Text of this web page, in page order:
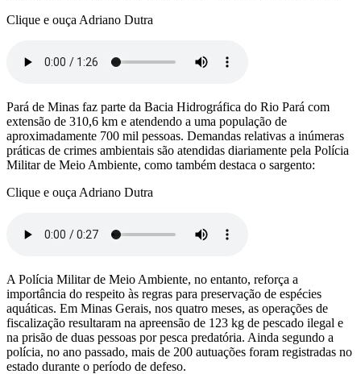
Clique e ouça Adriano Dutra
Pará de Minas faz parte da Bacia Hidrográfica do Rio Pará com
extensão de 310,6 km e atendendo a uma população de
aproximadamente 700 mil pessoas. Demandas relativas a inúmeras
práticas de crimes ambientais são atendidas diariamente pela Polícia
Militar de Meio Ambiente, como também destaca o sargento:
Clique e ouça Adriano Dutra
A Polícia Militar de Meio Ambiente, no entanto, reforça a
importância do respeito às regras para preservação de espécies
aquáticas. Em Minas Gerais, nos quatro meses, as operações de
fiscalização resultaram na apreensão de 123 kg de pescado ilegal e
na prisão de duas pessoas por pesca predatória. Ainda segundo a
polícia, no ano passado, mais de 200 autuações foram registradas no
estado durante o período de defeso.